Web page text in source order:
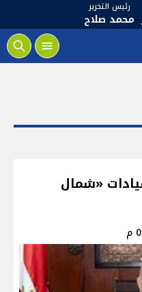
رئيس التحرير
محمد صلاح
«شمال